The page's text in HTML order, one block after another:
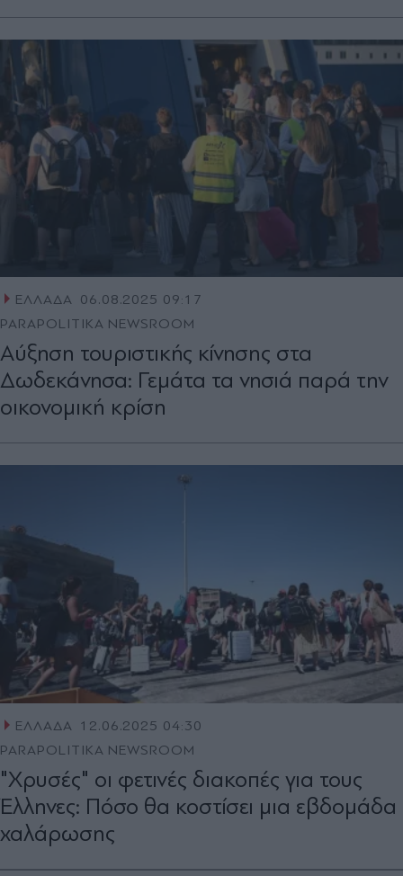
ΕΛΛΑΔΑ 06.08.2025 09:17
PARAPOLITIKA NEWSROOM
Αύξηση τουριστικής κίνησης στα
Δωδεκάνησα: Γεμάτα τα νησιά παρά την
οικονομική κρίση
ΕΛΛΑΔΑ 12.06.2025 04:30
PARAPOLITIKA NEWSROOM
"Χρυσές" οι φετινές διακοπές για τους
Έλληνες: Πόσο θα κοστίσει μια εβδομάδα
χαλάρωσης